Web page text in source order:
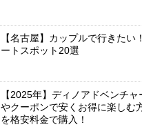
【名古屋】カップルで行きたい
ートスポット20選
【2025年】ディノアドベンチャ
やクーポンで安くお得に楽しむ
を格安料金で購入！